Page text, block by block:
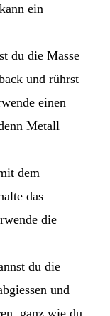
ein
du die Masse
und rührst
einen
Metall
dem
das
die
du die
und